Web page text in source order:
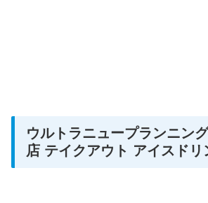
ウルトラニュープランニング
店 テイクアウト アイスドリ